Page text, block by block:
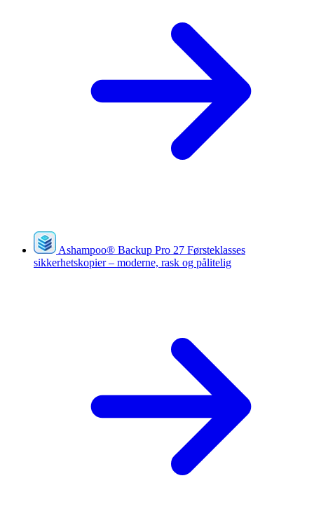
Ashampoo® Backup Pro 27 Førsteklasses
sikkerhetskopier – moderne, rask og pålitelig